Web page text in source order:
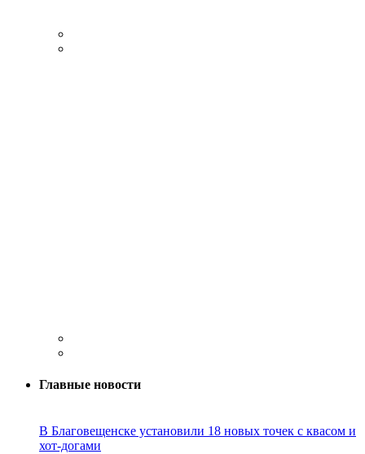
Главные новости
В Благовещенске установили 18 новых точек с квасом и
хот-догами